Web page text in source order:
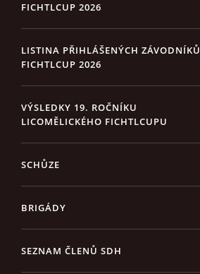
FICHTLCUP 2026
LISTINA PŘIHLÁŠENÝCH ZÁVODNÍKŮ
FICHTLCUP 2026
VÝSLEDKY 19. ROČNÍKU
LICOMĚLICKÉHO FICHTLCUPU
SCHŮZE
BRIGÁDY
SEZNAM ČLENŮ SDH